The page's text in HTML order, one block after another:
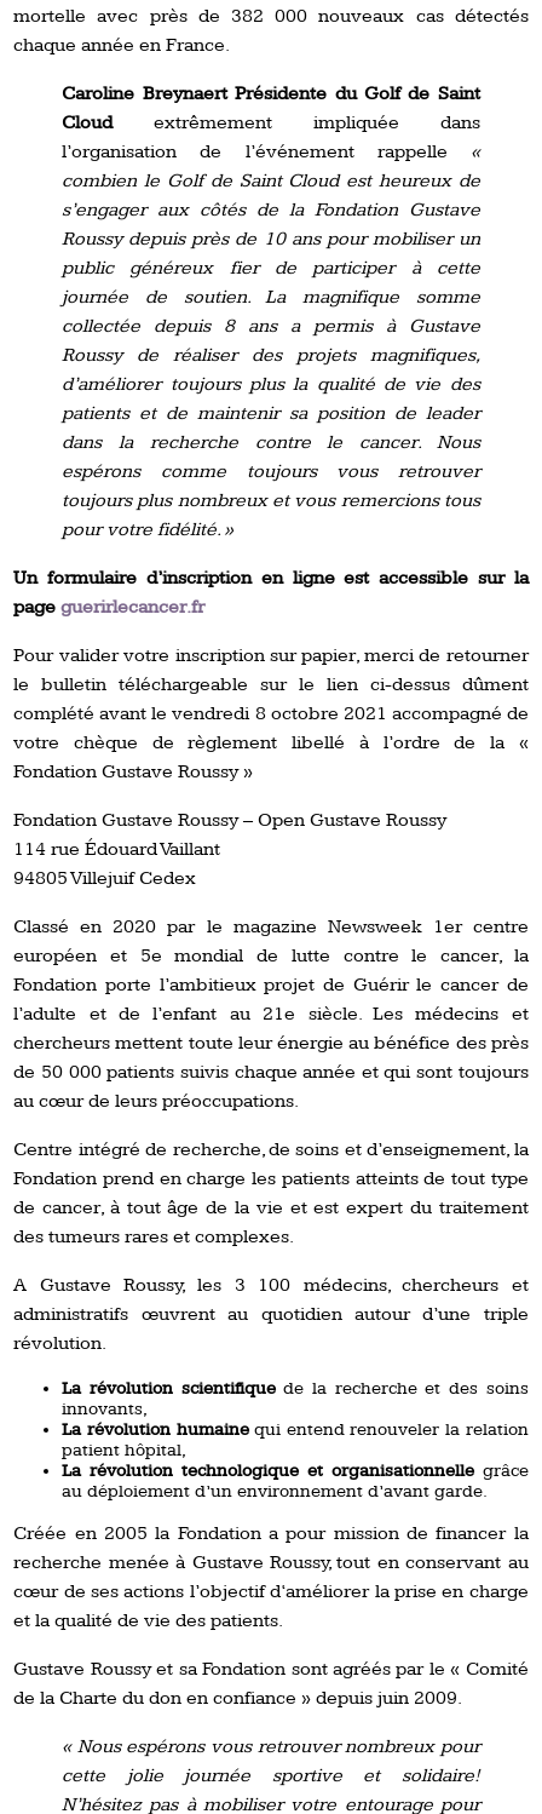
mortelle avec près de 382 000 nouveaux cas détectés
chaque année en France.
Caroline Breynaert Présidente du Golf de Saint
Cloudextrêmement impliquée dans
l’organisation de l’événement rappelle «
combien le Golf de Saint Cloud est heureux de
s’engager aux côtés de la Fondation Gustave
Roussy depuis près de 10 ans pour mobiliser un
public généreux fier de participer à cette
journée de soutien. La magnifique somme
collectée depuis 8 ans a permis à Gustave
Roussy de réaliser des projets magnifiques,
d’améliorer toujours plus la qualité de vie des
patients et de maintenir sa position de leader
dans la recherche contre le cancer. Nous
espérons comme toujours vous retrouver
toujours plus nombreux et vous remercions tous
pour votre fidélité. »
Un formulaire d’inscription en ligne est accessible sur la
pageguerirlecancer.fr
Pour valider votre inscription sur papier, merci de retourner
le bulletin téléchargeable sur le lien ci-dessus dûment
complété avant le vendredi 8 octobre 2021 accompagné de
votre chèque de règlement libellé à l’ordre de la «
Fondation Gustave Roussy »
Fondation Gustave Roussy – Open Gustave Roussy
114 rue Édouard Vaillant
94805 Villejuif Cedex
Classé en 2020 par le magazine Newsweek 1er centre
européen et 5e mondial de lutte contre le cancer, la
Fondation porte l’ambitieux projet de Guérir le cancer de
l’adulte et de l’enfant au 21e siècle. Les médecins et
chercheurs mettent toute leur énergie au bénéfice des près
de 50 000 patients suivis chaque année et qui sont toujours
au cœur de leurs préoccupations.
Centre intégré de recherche, de soins et d’enseignement, la
Fondation prend en charge les patients atteints de tout type
de cancer, à tout âge de la vie et est expert du traitement
des tumeurs rares et complexes.
A Gustave Roussy, les 3 100 médecins, chercheurs et
administratifs œuvrent au quotidien autour d’une triple
révolution.
La révolution scientifiquede la recherche et des soins
innovants,
La révolution humainequi entend renouveler la relation
patient hôpital,
La révolution technologique et organisationnellegrâce
au déploiement d’un environnement d’avant garde.
Créée en 2005 la Fondation a pour mission de financer la
recherche menée à Gustave Roussy, tout en conservant au
cœur de ses actions l’objectif d‘améliorer la prise en charge
et la qualité de vie des patients.
Gustave Roussy et sa Fondation sont agréés par le « Comité
de la Charte du don en confiance » depuis juin 2009.
« Nous espérons vous retrouver nombreux pour
cette jolie journée sportive et solidaire!
N’hésitez pas à mobiliser votre entourage pour